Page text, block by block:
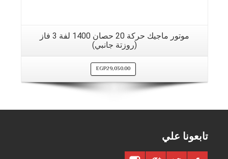
موتور ماجيك حركة 20 حصان 1400 لفة 3 فاز
(روزتة جانبي)
EGP29,030.00
تابعونا علي